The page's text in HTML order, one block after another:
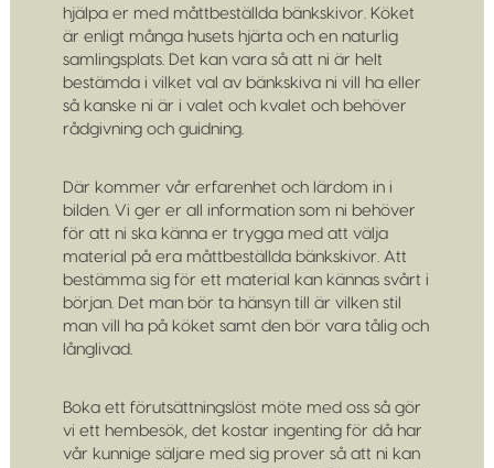
hjälpa er med måttbeställda bänkskivor. Köket
är enligt många husets hjärta och en naturlig
samlingsplats. Det kan vara så att ni är helt
bestämda i vilket val av bänkskiva ni vill ha eller
så kanske ni är i valet och kvalet och behöver
rådgivning och guidning.
Där kommer vår erfarenhet och lärdom in i
bilden. Vi ger er all information som ni behöver
för att ni ska känna er trygga med att välja
material på era måttbeställda bänkskivor. Att
bestämma sig för ett material kan kännas svårt i
början. Det man bör ta hänsyn till är vilken stil
man vill ha på köket samt den bör vara tålig och
långlivad.
Boka ett förutsättningslöst möte med oss så gör
vi ett hembesök, det kostar ingenting för då har
vår kunnige säljare med sig prover så att ni kan